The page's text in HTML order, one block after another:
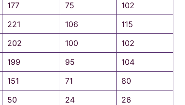
177 75
102
221 106
115
202 100
102
199 95
104
151 71
80
50 24
26